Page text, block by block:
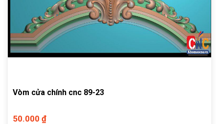
Vòm cửa chính cnc 89-23
50.000 ₫